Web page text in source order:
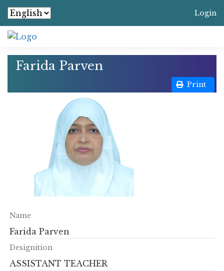
Login
Farida Parven
Print
Name
Farida Parven
Designition
ASSISTANT TEACHER